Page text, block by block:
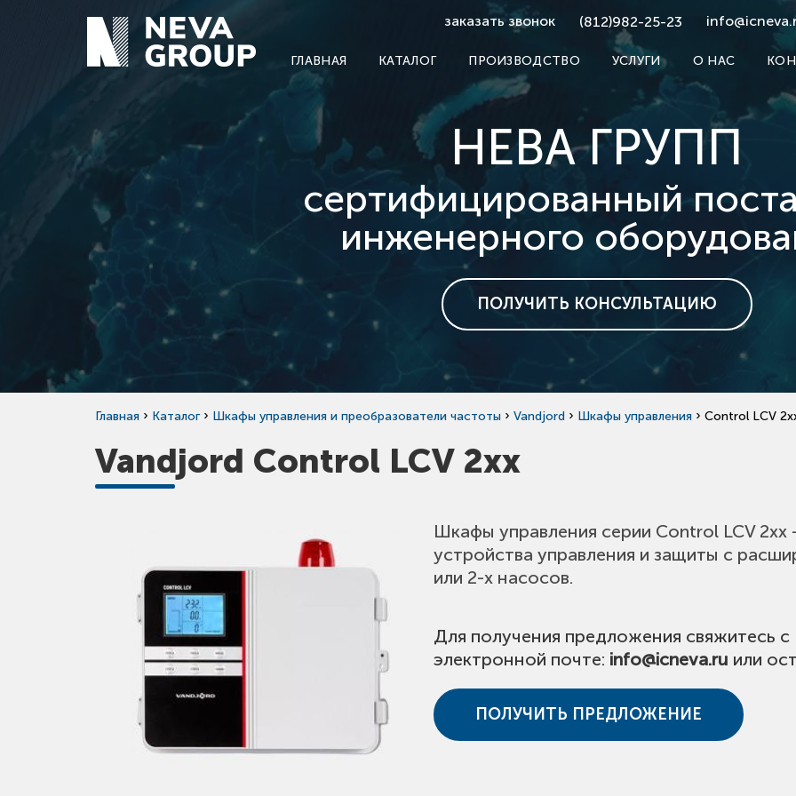
заказать звонок (812)982-25-23
ГЛАВНАЯ КАТАЛОГ ПРОИЗВОДСТВО УСЛУГИ О НАС
НЕВА ГРУПП
сертифицированный
инженерного
ПОЛУЧИТЬ КОНСУЛЬТАЦИЮ
Главная › Каталог › Шкафы управления и преобразователи частоты › Vandjord › Шкафы управления › Control LCV
Vandjord Control LCV 2xx
Шкафы управления серии Control LCV 2xx
устройства управления и защиты c
или 2-х насосов.
Для получения предложения свяжитесь
электронной почте: info@icneva.ru или
ПОЛУЧИТЬ ПРЕДЛОЖЕНИЕ